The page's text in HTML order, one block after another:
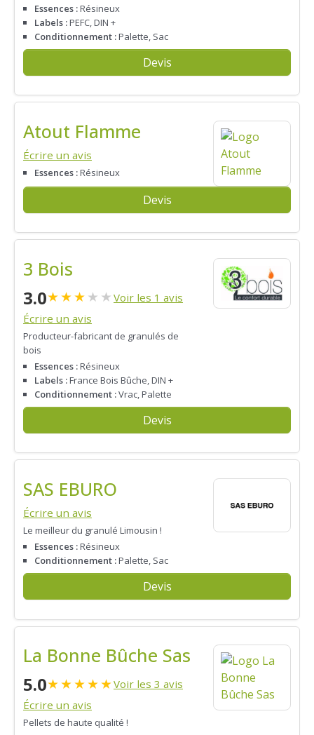
Essences :Résineux
Labels :PEFC, DIN +
Conditionnement :Palette, Sac
Devis
Atout Flamme
Écrire un avis
Essences :Résineux
Devis
3 Bois
3.0★★★★ ★ Voir les 1 avis
Écrire un avis
Producteur-fabricant de granulés de
bois
Essences :Résineux
Labels :France Bois Bûche, DIN +
Conditionnement :Vrac, Palette
Devis
SAS EBURO
Écrire un avis
Le meilleur du granulé Limousin !
Essences :Résineux
Conditionnement :Palette, Sac
Devis
La Bonne Bûche Sas
5.0★★★★★Voir les 3 avis
Écrire un avis
Pellets de haute qualité !